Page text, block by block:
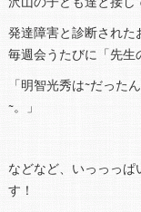
発達障害と診断された
毎週会うたびに「先生
「明智光秀は~だった
~。」
などなど、いっっっ
す！